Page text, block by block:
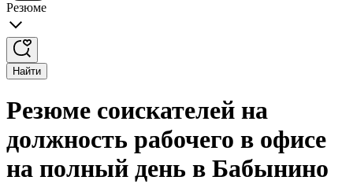
Резюме
Найти
Резюме соискателей на
должность рабочего в офисе
на полный день в Бабынино